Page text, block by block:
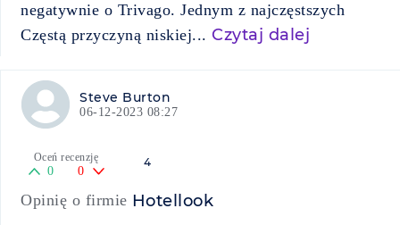
negatywnie o Trivago. Jednym z najczęstszych
Częstą przyczyną niskiej... Czytaj dalej
Steve Burton
06-12-2023 08:27
4
Oceń recenzję
0 0
Opinię o firmie Hotellook